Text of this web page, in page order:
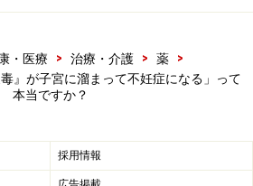
すが、疑うことをやめてはいけま
みを抱えている人に対して、お金
な製品を売る商法は、いつの時代
・医療 > 治療・介護 > 薬
>
』が子宮に溜まって不妊症になる」って
本当ですか？
採用情報